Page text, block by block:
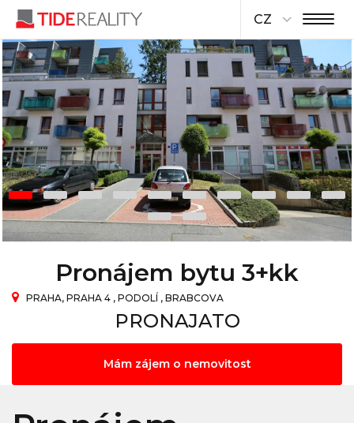
CZ
Pronájem bytu 3+kk
PRAHA, PRAHA 4 , PODOLÍ , BRABCOVA
PRONAJATO
Mám zájem o nemovitost